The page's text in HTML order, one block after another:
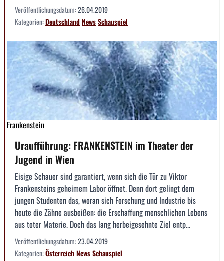
Veröffentlichungsdatum:26.04.2019
Kategorien:DeutschlandNewsSchauspiel
Frankenstein
Uraufführung: FRANKENSTEIN im Theater der
Jugend in Wien
Eisige Schauer sind garantiert, wenn sich die Tür zu Viktor
Frankensteins geheimem Labor öffnet. Denn dort gelingt dem
jungen Studenten das, woran sich Forschung und Industrie bis
heute die Zähne ausbeißen: die Erschaffung menschlichen Lebens
aus toter Materie. Doch das lang herbeigesehnte Ziel entp...
Veröffentlichungsdatum:23.04.2019
Kategorien:ÖsterreichNewsSchauspiel